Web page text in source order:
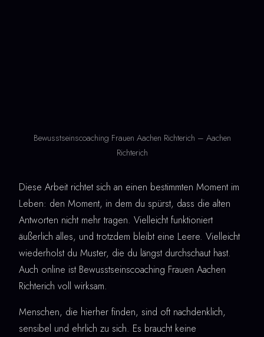
Bewusstseinscoaching Frauen Aachen Richterich – Aachen
Richterich
Diese Arbeit richtet sich an einen bestimmten Moment im
Leben: den Moment, in dem du spürst, dass die alten
Antworten nicht mehr tragen. Vielleicht funktioniert
äußerlich alles, und trotzdem bleibt eine Leere. Vielleicht
wiederholst du Muster, die du längst durchschaut hast.
Auch online ist Bewusstseinscoaching Frauen Aachen
Richterich voll wirksam.
Menschen, die hierher finden, sind oft nachdenklich,
sensibel und ehrlich zu sich. Es braucht keine